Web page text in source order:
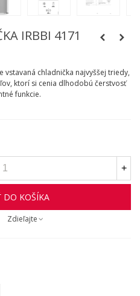
IRBBI 4171
vstavaná chladnička najvyššej triedy,
ktorí si cenia dlhodobú čerstvosť
funkcie.
+
DO KOŠÍKA
Zdieľajte